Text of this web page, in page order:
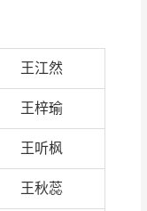
王江然
王梓瑜
王听枫
王秋蕊